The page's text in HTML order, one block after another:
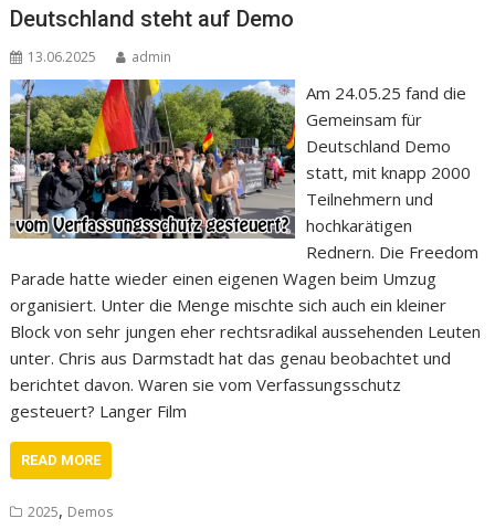
Deutschland steht auf Demo
13.06.2025 admin
Am 24.05.25 fand die
Gemeinsam für
Deutschland Demo
statt, mit knapp 2000
Teilnehmern und
hochkarätigen
Rednern. Die Freedom
Parade hatte wieder einen eigenen Wagen beim Umzug
organisiert. Unter die Menge mischte sich auch ein kleiner
Block von sehr jungen eher rechtsradikal aussehenden Leuten
unter. Chris aus Darmstadt hat das genau beobachtet und
berichtet davon. Waren sie vom Verfassungsschutz
gesteuert? Langer Film
READ MORE
2025, Demos